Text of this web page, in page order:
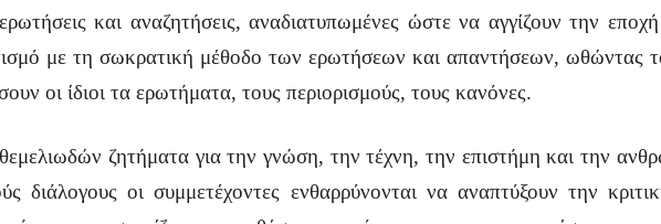
και αναζητήσεις, αναδιατυπωμένες ώστε να αγγίζουν την
με τη σωκρατική μέθοδο των ερωτήσεων και απαντήσεων, ωθώντας
οι ίδιοι τα ερωτήματα, τους περιορισμούς, τους κανόνες.
θεμελιωδών ζητήματα για την γνώση, την τέχνη, την επιστήμη και την
διάλογους οι συμμετέχοντες ενθαρρύνονται να αναπτύξουν την